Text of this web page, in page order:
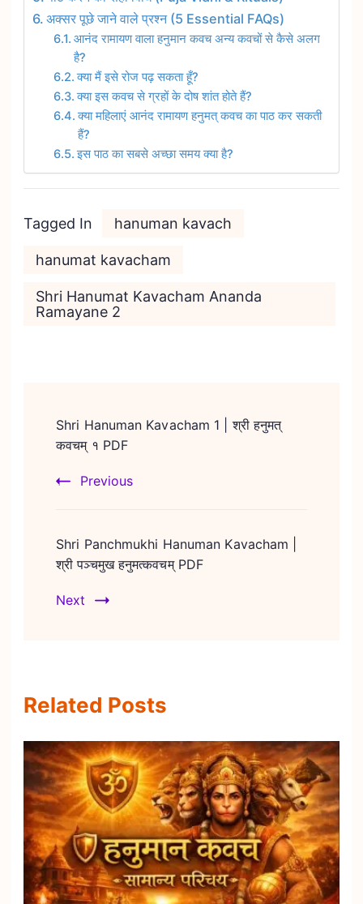
अक्सर पूछे जाने वाले प्रश्न (5 Essential FAQs)
आनंद रामायण वाला हनुमान कवच अन्य कवचों से कैसे अलग
है?
क्या मैं इसे रोज पढ़ सकता हूँ?
क्या इस कवच से ग्रहों के दोष शांत होते हैं?
क्या महिलाएं आनंद रामायण हनुमत् कवच का पाठ कर सकती
हैं?
इस पाठ का सबसे अच्छा समय क्या है?
Tagged In hanuman kavach
hanumat kavacham
Shri Hanumat Kavacham Ananda
Ramayane 2
Navigation
Shri Hanuman Kavacham 1 | श्री हनुमत्
कवचम् १ PDF
Previous
Shri Panchmukhi Hanuman Kavacham |
श्री पञ्चमुख हनुमत्कवचम् PDF
Next
Related Posts